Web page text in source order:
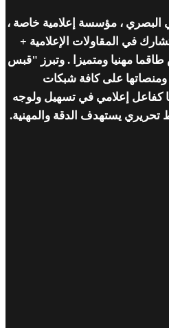
، مؤسسة إعلامية خاصة ،
في المقاولات الإعلامية +
مهنيا ومتميزا . وتبرز "قبس
ومنصاتها على كافة شبكات
كفاعل إعلامي في تسهيل ولوجه
تحريري يستهدف الدقة والمهنية.